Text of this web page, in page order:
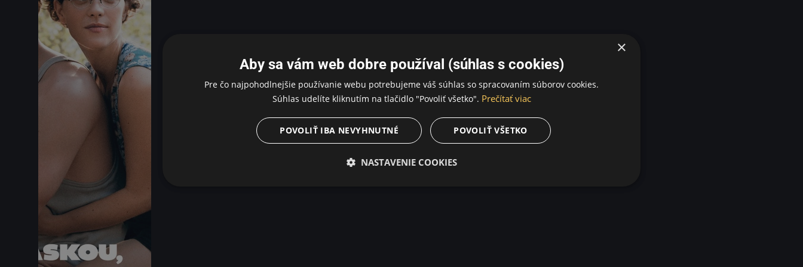
×
Aby sa vám web dobre používal (súhlas s cookies)
Pre čo najpohodlnejšie používanie webu potrebujeme váš súhlas so spracovaním súborov cookies.
Súhlas udelíte kliknutím na tlačidlo "Povoliť všetko". Prečítať viac
POVOLIŤ VŠETKO
POVOLIŤ IBA NEVYHNUTNÉ
NASTAVENIE COOKIES